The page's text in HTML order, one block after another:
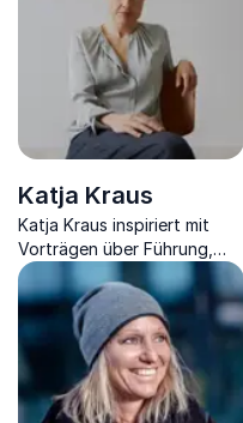
Katja Kraus
Katja Kraus inspiriert mit
Vorträgen über Führung,
Diversität, Macht und
gesellschaftlichen Wandel.